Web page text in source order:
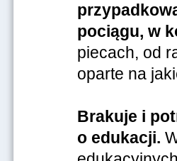
pociągu, w
piecach, od
oparte na
Brakuje i
o edukacji.